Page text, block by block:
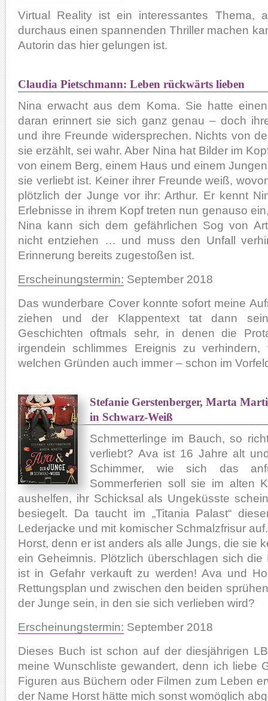
Virtual Reality ist ein interessantes Thema,
durchaus einen spannenden Thriller machen
Autorin das hier gelungen ist.
Claudia Pietschmann: Leben rückwärts lieben
Nina erwacht aus dem Koma. Sie hatte
daran erinnert sie sich ganz genau – doch
und ihre Freunde widersprechen. Nichts von
sie erzählt, sei wahr. Aber Nina hat Bilder im
von einem Berg, einem Haus und einem
sie verliebt ist. Keiner ihrer Freunde weiß,
plötzlich der Junge vor ihr: Arthur. Er kennt
Erlebnisse in ihrem Kopf treten nun genauso
Nina kann sich dem gefährlichen Sog von
nicht entziehen … und muss den Unfall
Erinnerung bereits zugestoßen ist.
Erscheinungstermin: September 2018
Das wunderbare Cover konnte sofort meine
ziehen und der Klappentext tat dann
Geschichten oftmals sehr, in denen die
irgendein schlimmes Ereignis zu
welchen Gründen auch immer – schon im
Stefanie Gerstenberger, Marta
in Schwarz-Weiß
Schmetterlinge im Bauch, so
verliebt? Ava ist 16 Jahre alt
Schimmer, wie sich das
Sommerferien soll sie im alten
aushelfen, ihr Schicksal als Ungeküsste
besiegelt. Da taucht im „Titania Palast“
Lederjacke und mit komischer Schmalzfrisur
Horst, denn er ist anders als alle Jungs, die sie
ein Geheimnis. Plötzlich überschlagen sich
ist in Gefahr verkauft zu werden! Ava und
Rettungsplan und zwischen den beiden
der Junge sein, in den sie sich verlieben wird?
Erscheinungstermin: September 2018
Dieses Buch ist schon auf der diesjährigen
meine Wunschliste gewandert, denn ich liebe
Figuren aus Büchern oder Filmen zum Leben
der Name Horst hätte mich sonst womöglich